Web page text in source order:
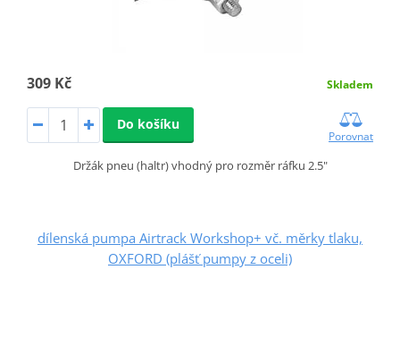
309 Kč Skladem
Do košíku
Porovnat
Držák pneu (haltr) vhodný pro rozměr ráfku 2.5"
dílenská pumpa Airtrack Workshop+ vč. měrky tlaku,
OXFORD (plášť pumpy z oceli)